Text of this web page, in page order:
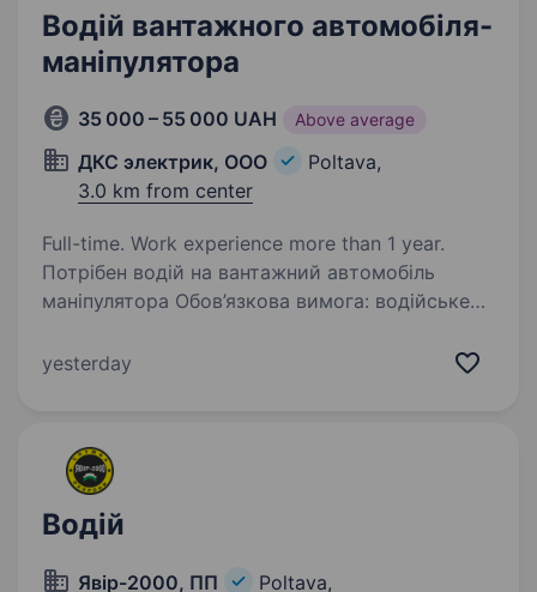
Водій вантажного автомобіля-
маніпулятора
35 000 – 55 000 UAH Above average
ДКС электрик, ООО
Poltava,
3.0 km from center
Full-time. Work experience more than 1 year.
Потрібен водій на вантажний автомобіль
маніпулятора Обов’язкова вимога: водійське
по працевлаштуванні по телефону 0661138182
yesterday
Водій
Явір-2000, ПП
Poltava,